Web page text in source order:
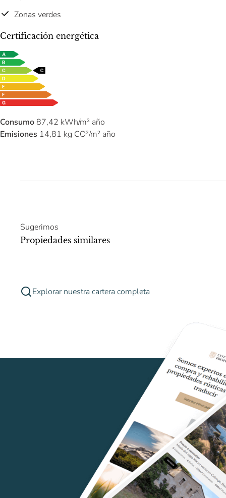
Zonas verdes
Certificación energética
Consumo 87,42 kWh/m² año
Emisiones 14,81 kg CO²/m² año
Sugerimos
Propiedades similares
Explorar nuestra cartera completa